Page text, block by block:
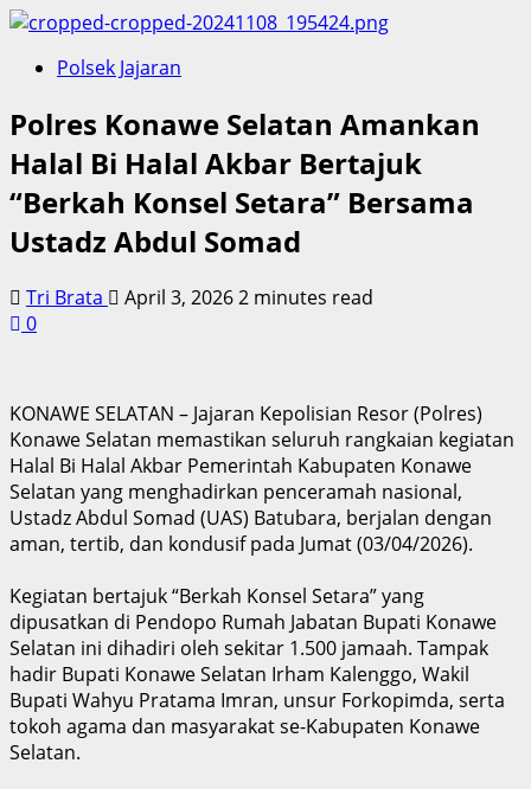
Polsek Jajaran
Polres Konawe Selatan Amankan
Halal Bi Halal Akbar Bertajuk
“Berkah Konsel Setara” Bersama
Ustadz Abdul Somad
Tri Brata April 3, 20262 minutes read
0
KONAWE SELATAN – Jajaran Kepolisian Resor (Polres)
Konawe Selatan memastikan seluruh rangkaian kegiatan
Halal Bi Halal Akbar Pemerintah Kabupaten Konawe
Selatan yang menghadirkan penceramah nasional,
Ustadz Abdul Somad (UAS) Batubara, berjalan dengan
aman, tertib, dan kondusif pada Jumat (03/04/2026).
Kegiatan bertajuk “Berkah Konsel Setara” yang
dipusatkan di Pendopo Rumah Jabatan Bupati Konawe
Selatan ini dihadiri oleh sekitar 1.500 jamaah. Tampak
hadir Bupati Konawe Selatan Irham Kalenggo, Wakil
Bupati Wahyu Pratama Imran, unsur Forkopimda, serta
tokoh agama dan masyarakat se-Kabupaten Konawe
Selatan.